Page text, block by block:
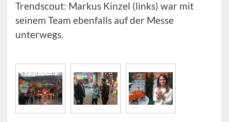
Trendscout: Markus Kinzel (links) war mit
seinem Team ebenfalls auf der Messe
unterwegs.